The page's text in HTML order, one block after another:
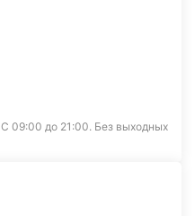
С 09:00 до 21:00. Без выходных